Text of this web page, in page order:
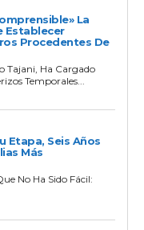
La
Establecer
Procedentes De
Tajani, Ha Cargado
Temporales...
Etapa, Seis Años
Más
No Ha Sido Fácil: